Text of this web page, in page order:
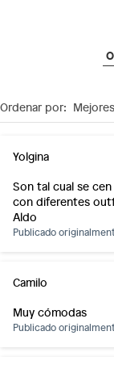
Ordenar por:
Yolgina
Son tal cual se
con diferentes outfis,
Aldo
Publicado
Camilo
Muy cómodas
Publicado